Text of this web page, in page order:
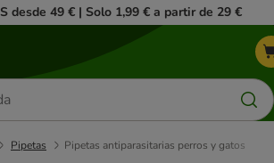
desde 49 € | Solo 1,99 € a partir de 29 €
Pipetas Pipetas antiparasitarias perros y gatos